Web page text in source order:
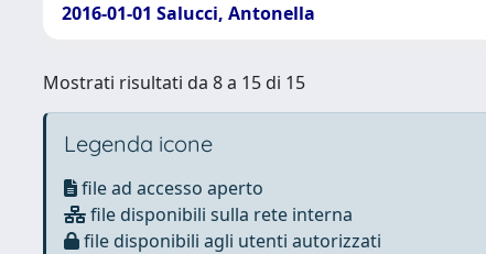
2016-01-01 Salucci, Antonella
Mostrati risultati da 8 a 15 di 15
Legenda icone
file ad accesso aperto
file disponibili sulla rete interna
file disponibili agli utenti autorizzati